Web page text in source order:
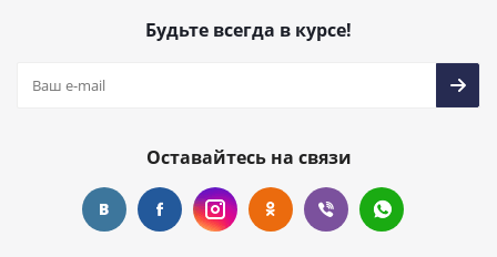
Будьте всегда в курсе!
Оставайтесь на связи